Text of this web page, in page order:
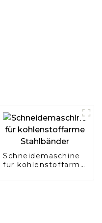
Schneidemaschine
für kohlenstoffarme